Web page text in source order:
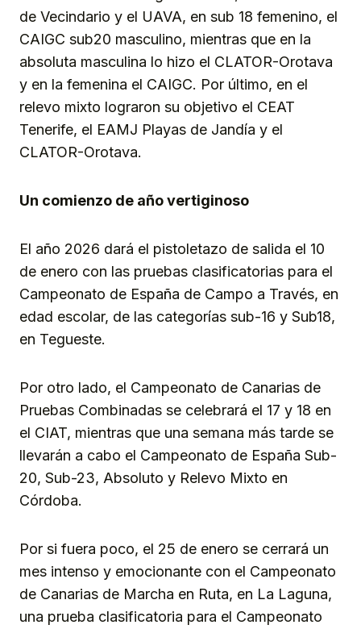
de Vecindario y el UAVA, en sub 18 femenino, el
CAIGC sub20 masculino, mientras que en la
absoluta masculina lo hizo el CLATOR-Orotava
y en la femenina el CAIGC. Por último, en el
relevo mixto lograron su objetivo el CEAT
Tenerife, el EAMJ Playas de Jandía y el
CLATOR-Orotava.
Un comienzo de año vertiginoso
El año 2026 dará el pistoletazo de salida el 10
de enero con las pruebas clasificatorias para el
Campeonato de España de Campo a Través, en
edad escolar, de las categorías sub-16 y Sub18,
en Tegueste.
Por otro lado, el Campeonato de Canarias de
Pruebas Combinadas se celebrará el 17 y 18 en
el CIAT, mientras que una semana más tarde se
llevarán a cabo el Campeonato de España Sub-
20, Sub-23, Absoluto y Relevo Mixto en
Córdoba.
Por si fuera poco, el 25 de enero se cerrará un
mes intenso y emocionante con el Campeonato
de Canarias de Marcha en Ruta, en La Laguna,
una prueba clasificatoria para el Campeonato